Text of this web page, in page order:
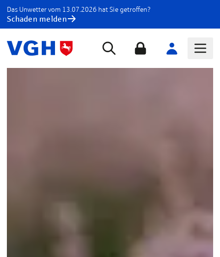
Das Unwetter vom 13.07.2026 hat Sie getroffen?
Schaden melden